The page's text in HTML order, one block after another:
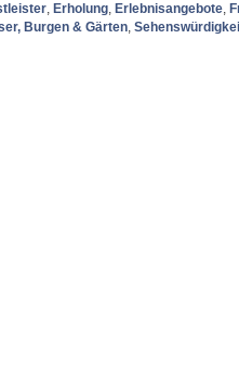
, Erholung, Erlebnisangebote,
Burgen & Gärten,